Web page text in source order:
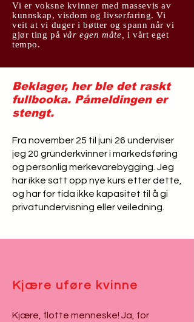
Vi er voksne kvinner med massevis av
kunnskap, visdom og livserfaring. Vi
veit at vi duger i bøtter og spannnår vi
gjør ting på vår egen måte, i vårt eget
tempo.
Beklager, her ble det raskt
fullbooka. Påmeldingen er
stengt.
Fra november 25 til juni 26 underviser
jeg 20 gründerkvinner i markedsføring
og personlig merkevarebygging. Jeg
har ikke satt opp nye kurs etter dette,
og har for tida ikke kapasitet til å gi
privatundervisning eller veiledning.
Kjære uføre kvinne
Kjære, flotte menneske! Ja, for